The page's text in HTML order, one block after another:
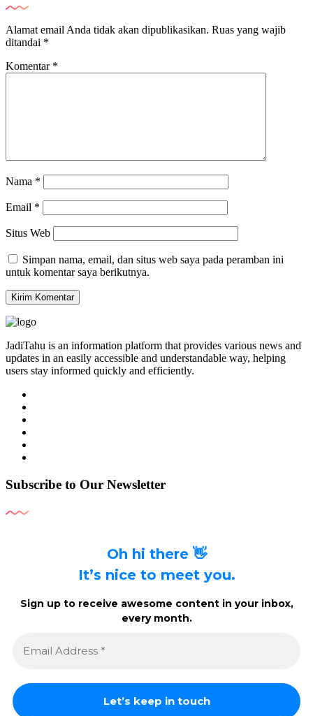
Alamat email Anda tidak akan dipublikasikan. Ruas yang wajib
ditandai *
Komentar *
Nama *
Email *
Situs Web
Simpan nama, email, dan situs web saya pada peramban ini
untuk komentar saya berikutnya.
JadiTahu is an information platform that provides various news and
updates in an easily accessible and understandable way, helping
users stay informed quickly and efficiently.
Subscribe to Our Newsletter
Oh hi there 👋
It’s nice to meet you.
Sign up to receive awesome content in your inbox,
every month.